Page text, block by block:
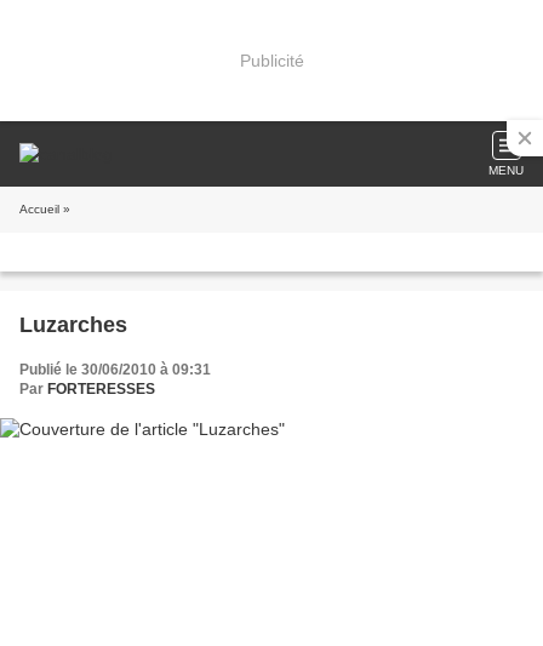
Publicité
MENU
Accueil »
Luzarches
Publié le 30/06/2010 à 09:31
Par FORTERESSES